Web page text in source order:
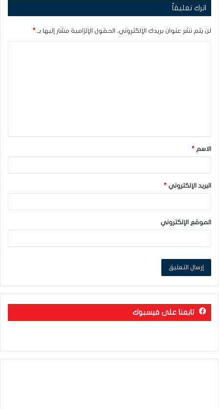
اترك تعليقاً
لن يتم نشر عنوان بريدك الإلكتروني. الحقول الإلزامية مشار إليها بـ *
ق
*
الاسم *
البريد الإلكتروني *
الموقع الإلكتروني
تابعنا على فيسبوك